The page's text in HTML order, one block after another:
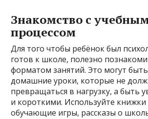
Знакомство с
процессом
Для того чтобы ребёнок был
готов к школе, полезно
форматом занятий. Это могут
домашние уроки, которые не
превращаться в нагрузку, а быть
и короткими. Используйте книжки
обучающие игры, рассказы о